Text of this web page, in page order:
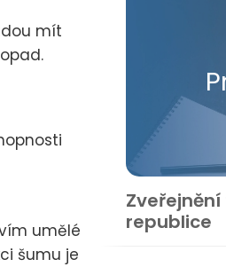
mít
umělé
šumu je
republice